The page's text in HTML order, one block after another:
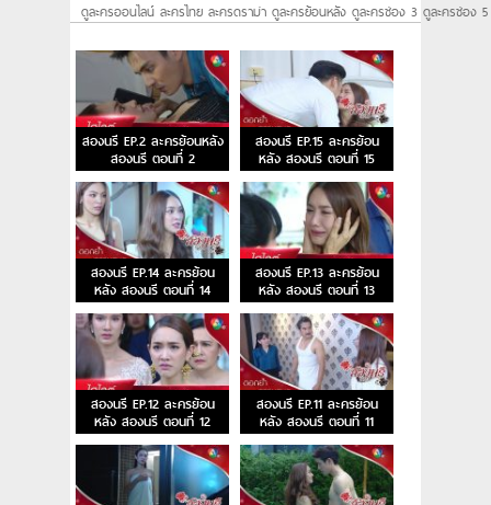
ดูละครออนไลน์ ละครไทย ละครดราม่า ดูละครย้อนหลัง ดูละครช่อง 3 ดูละครช่อง
สองนรี EP.2 ละครย้อนหลัง
สองนรี ตอนที่ 2
สองนรี EP.15 ละครย้อน
หลัง สองนรี ตอนที่ 15
สองนรี EP.14 ละครย้อน
หลัง สองนรี ตอนที่ 14
สองนรี EP.13 ละครย้อน
หลัง สองนรี ตอนที่ 13
สองนรี EP.12 ละครย้อน
หลัง สองนรี ตอนที่ 12
สองนรี EP.11 ละครย้อน
หลัง สองนรี ตอนที่ 11